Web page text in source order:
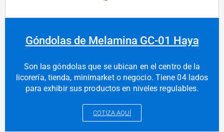
Góndolas de Melamina GC-01 Haya
Son las góndolas que se ubican en el centro de la
licorería, tienda, minimarket o negocio. Tiene 04 lados
para exhibir sus productos en niveles regulables.
COTIZA AQUÍ